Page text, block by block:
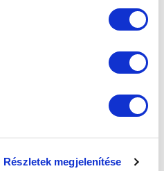
Részletek megjelenítése